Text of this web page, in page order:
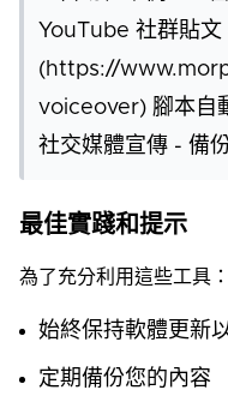
YouTube 社群貼
(https://
voiceover) 腳本自
社交媒體宣傳 - 備
最佳實踐和提示
為了充分利用這些工具：
始終保持軟體更新
定期備份您的內容